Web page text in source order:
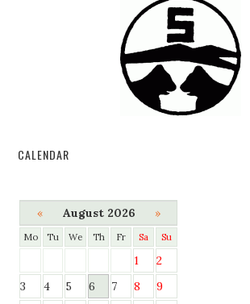
CALENDAR
« August 2026 »
Mo Tu We Th Fr Sa Su
1
2
3
4 5 6 7 8
9